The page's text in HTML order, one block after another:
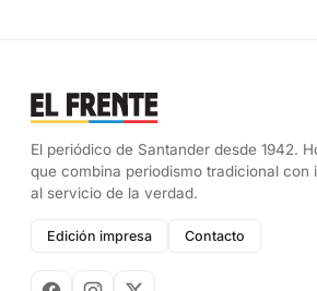
El periódico de Santander desde 1942.
que combina periodismo tradicional con
al servicio de la verdad.
Edición impresa Contacto